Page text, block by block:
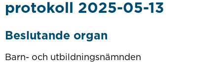
protokoll 2025-05-13
Beslutande organ
Barn- och utbildningsnämnden